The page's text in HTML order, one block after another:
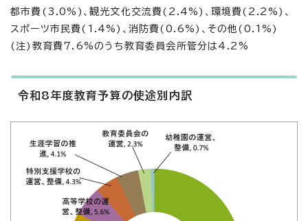
都市費(3.0%)、観光文化交流費(2.4%)、環境費(2.2%)、
スポーツ市民費(1.4%)、消防費(0.6%)、その他(0.1%)
(注)教育費7.6%のうち教育委員会所管分は4.2%
令和8年度教育予算の使途別内訳